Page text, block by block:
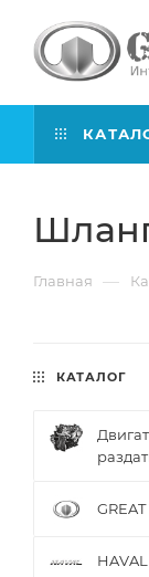
Главная —
КАТАЛОГ
GREAT
HAVAL